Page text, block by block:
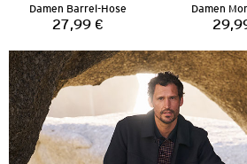
Damen Barrel-Hose
Preis:
27,99 €
Damen